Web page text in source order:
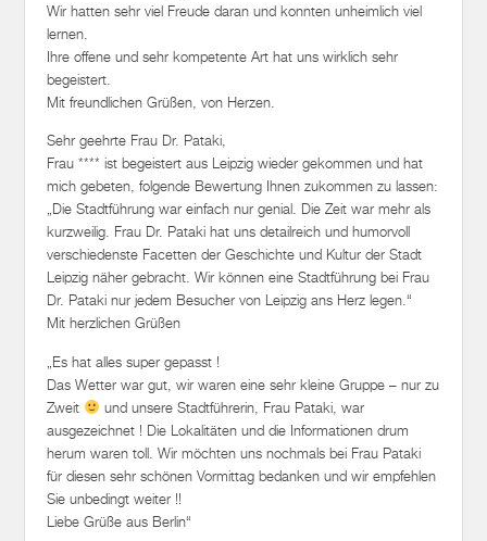
Wir hatten sehr viel Freude daran und konnten unheimlich viel
lernen.
Ihre offene und sehr kompetente Art hat uns wirklich sehr
begeistert.
Mit freundlichen Grüßen, von Herzen.
Sehr geehrte Frau Dr. Pataki,
Frau **** ist begeistert aus Leipzig wieder gekommen und hat
mich gebeten, folgende Bewertung Ihnen zukommen zu lassen:
„Die Stadtführung war einfach nur genial. Die Zeit war mehr als
kurzweilig. Frau Dr. Pataki hat uns detailreich und humorvoll
verschiedenste Facetten der Geschichte und Kultur der Stadt
Leipzig näher gebracht. Wir können eine Stadtführung bei Frau
Dr. Pataki nur jedem Besucher von Leipzig ans Herz legen.“
Mit herzlichen Grüßen
„Es hat alles super gepasst !
Das Wetter war gut, wir waren eine sehr kleine Gruppe – nur zu
Zweit
und unsere Stadtführerin, Frau Pataki, war
ausgezeichnet ! Die Lokalitäten und die Informationen drum
herum waren toll. Wir möchten uns nochmals bei Frau Pataki
für diesen sehr schönen Vormittag bedanken und wir empfehlen
Sie unbedingt weiter !!
Liebe Grüße aus Berlin“